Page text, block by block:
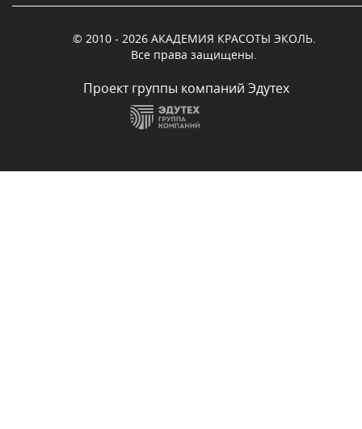
© 2010 - 2026 АКАДЕМИЯ КРАСОТЫ ЭКОЛЬ.
Все права защищены.
Проект группы компаний Эдутех